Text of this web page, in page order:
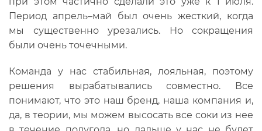
Период апрель–май был очень жесткий, когда
мы существенно урезались. Но сокращения
были очень точечными.
Команда у нас стабильная, лояльная, поэтому
решения вырабатывались совместно. Все
понимают, что это наш бренд, наша компания и,
да, в теории, мы можем высосать все соки из нее